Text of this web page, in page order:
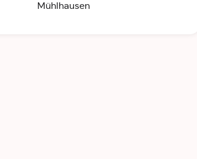
Mühlhausen